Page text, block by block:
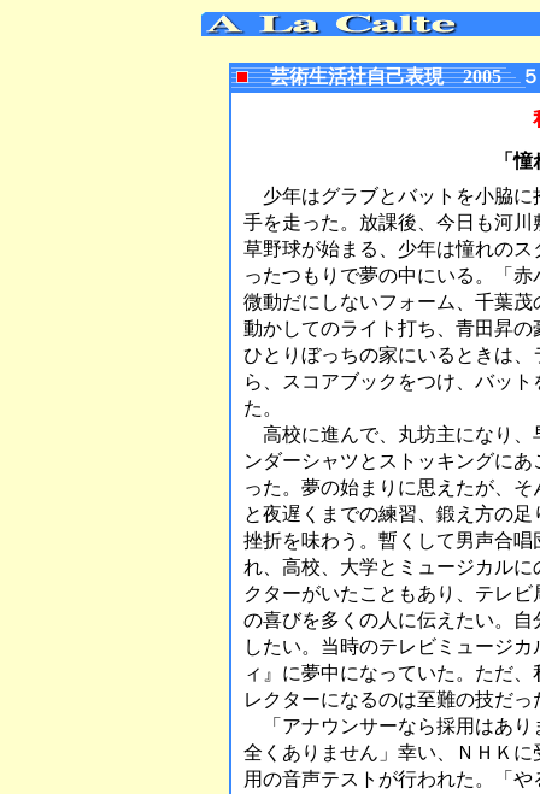
芸術生活社自己表現 2005
「
少年はグラブとバットを小脇に
手を走った。放課後、今日も河川
草野球が始まる、少年は憧れのス
ったつもりで夢の中にいる。「
微動だにしないフォーム、千葉茂
動かしてのライト打ち、青田昇の
ひとりぼっちの家にいるときは、
ら、スコアブックをつけ、バッ
た。
高校に進んで、丸坊主になり、
ンダーシャツとストッキングに
った。夢の始まりに思えたが、
と夜遅くまでの練習、鍛え方の
挫折を味わう。暫くして男声合
れ、高校、大学とミュージカル
クターがいたこともあり、テレ
の喜びを多くの人に伝えたい。
したい。当時のテレビミュージ
ィ』に夢中になっていた。ただ
レクターになるのは至難の技だ
「アナウンサーなら採用はあり
全くありません」幸い、ＮＨＫ
用の音声テストが行われた。「